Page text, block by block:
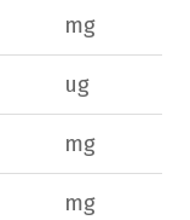
mg
ug
mg
mg